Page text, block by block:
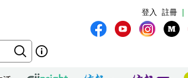
註冊
登入